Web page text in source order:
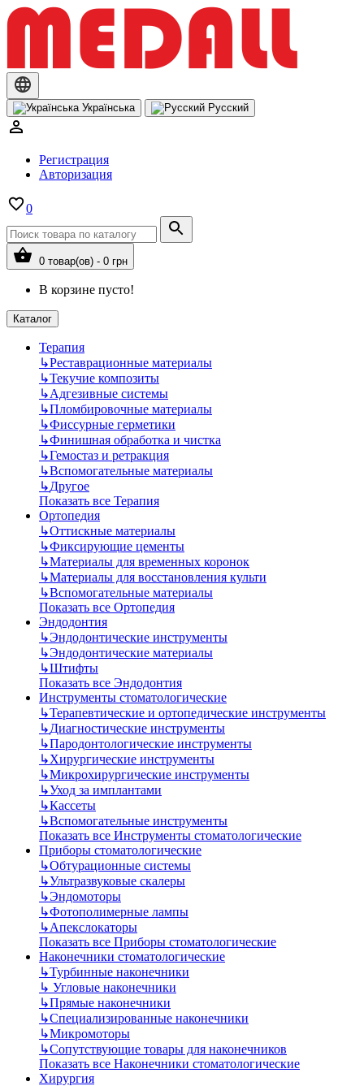
Українська Русский
Регистрация
Авторизация
0
0 товар(ов) - 0 грн
В корзине пусто!
Каталог
Терапия
↳Реставрационные материалы
↳Текучие композиты
↳Адгезивные системы
↳Пломбировочные материалы
↳Фиссурные герметики
↳Финишная обработка и чистка
↳Гемостаз и ретракция
↳Вспомогательные материалы
↳Другое
Показать все Терапия
Ортопедия
↳Оттискные материалы
↳Фиксирующие цементы
↳Материалы для временных коронок
↳Материалы для восстановления культи
↳Вспомогательные материалы
Показать все Ортопедия
Эндодонтия
↳Эндодонтические инструменты
↳Эндодонтические материалы
↳Штифты
Показать все Эндодонтия
Инструменты стоматологические
↳Терапевтические и ортопедические инструменты
↳Диагностические инструменты
↳Пародонтологические инструменты
↳Хирургические инструменты
↳Микрохирургические инструменты
↳Уход за имплантами
↳Кассеты
↳Вспомогательные инструменты
Показать все Инструменты стоматологические
Приборы стоматологические
↳Обтурационные системы
↳Ультразвуковые скалеры
↳Эндомоторы
↳Фотополимерные лампы
↳Апекслокаторы
Показать все Приборы стоматологические
Наконечники стоматологические
↳Турбинные наконечники
↳ Угловые наконечники
↳Прямые наконечники
↳Специализированные наконечники
↳Микромоторы
↳Сопутствующие товары для наконечников
Показать все Наконечники стоматологические
Хирургия